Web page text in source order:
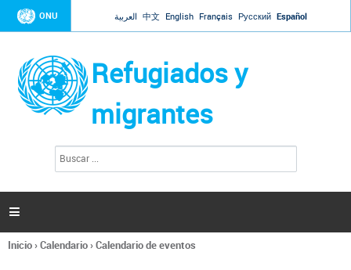
Jump to navigation
ONU العربية 中文 English Français Русский Español
Refugiados y
migrantes
l
s

Se
Inicio›Calendario›Calendario de eventos